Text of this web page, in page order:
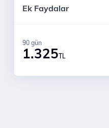
Ek Faydalar
Bi' Dünya Fırsat
1.325TL
90 gün